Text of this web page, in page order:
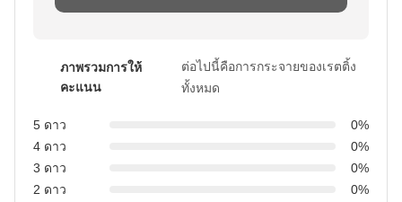
ภาพรวมการให้
คะแนน
ต่อไปนี้คือการกระจายของเรตติ้ง
ทั้งหมด
5 ดาว
0%
4 ดาว
0%
3 ดาว
0%
2 ดาว
0%